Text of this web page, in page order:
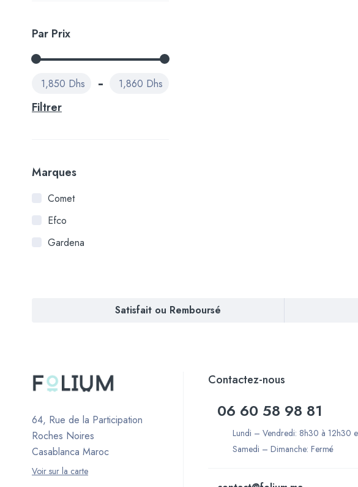
Par Prix
Filtrer
1,850 Dhs 1,860 Dhs
Marques
Comet
Efco
Gardena
Satisfait ou Remboursé
64, Rue de la Participation
Roches Noires
Casablanca Maroc
Voir sur la carte
Contactez-nous
06 60 58 98 81
Lundi – Vendredi: 8h30 à 12h30
Samedi – Dimanche: Fermé